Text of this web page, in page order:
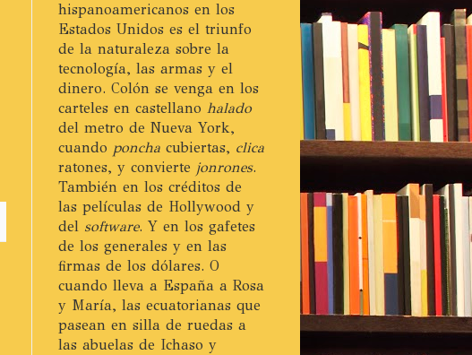
hispanoamericanos en los
Estados Unidos es el triunfo
de la naturaleza sobre la
tecnología, las armas y el
dinero. Colón se venga en los
carteles en castellano halado
del metro de Nueva York,
cuando poncha cubiertas, clica
ratones, y convierte jonrones.
También en los créditos de
las películas de Hollywood y
del software. Y en los gafetes
de los generales y en las
firmas de los dólares. O
cuando lleva a España a Rosa
y María, las ecuatorianas que
pasean en silla de ruedas a
las abuelas de Ichaso y